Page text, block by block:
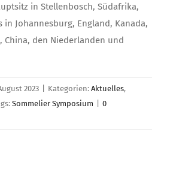
in Stellenbosch, Südafrika,
Johannesburg, England, Kanada,
China, den Niederlanden und
2023 Kategorien: Aktuelles,
Sommelier Symposium
0